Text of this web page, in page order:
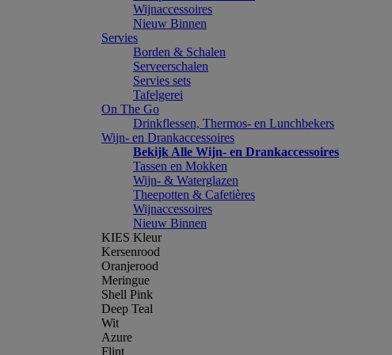
Wijnaccessoires
Nieuw Binnen
Servies
Borden & Schalen
Serveerschalen
Servies sets
Tafelgerei
On The Go
Drinkflessen, Thermos- en Lunchbekers
Wijn- en Drankaccessoires
Bekijk Alle Wijn- en Drankaccessoires
Tassen en Mokken
Wijn- & Waterglazen
Theepotten & Cafetières
Wijnaccessoires
Nieuw Binnen
KIES Kleur
Kersenrood
Oranjerood
Meringue
Shell Pink
Deep Teal
Wit
Azure
Flint